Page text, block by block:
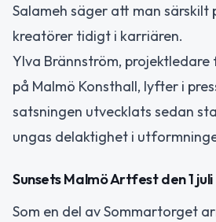
Salameh säger att man särskilt
kreatörer tidigt i karriären.
Ylva Brännström,
på Malmö Konsthall, lyfter i
satsningen utvecklats sedan
ungas delaktighet i
Sunsets Malmö Artfest den 1 juli
Som en del av Sommartorget